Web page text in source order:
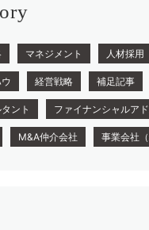
マネジメント 人材採用
経営戦略 補足記事
ント ファイナンシャルア
M&A仲介会社 事業会社（